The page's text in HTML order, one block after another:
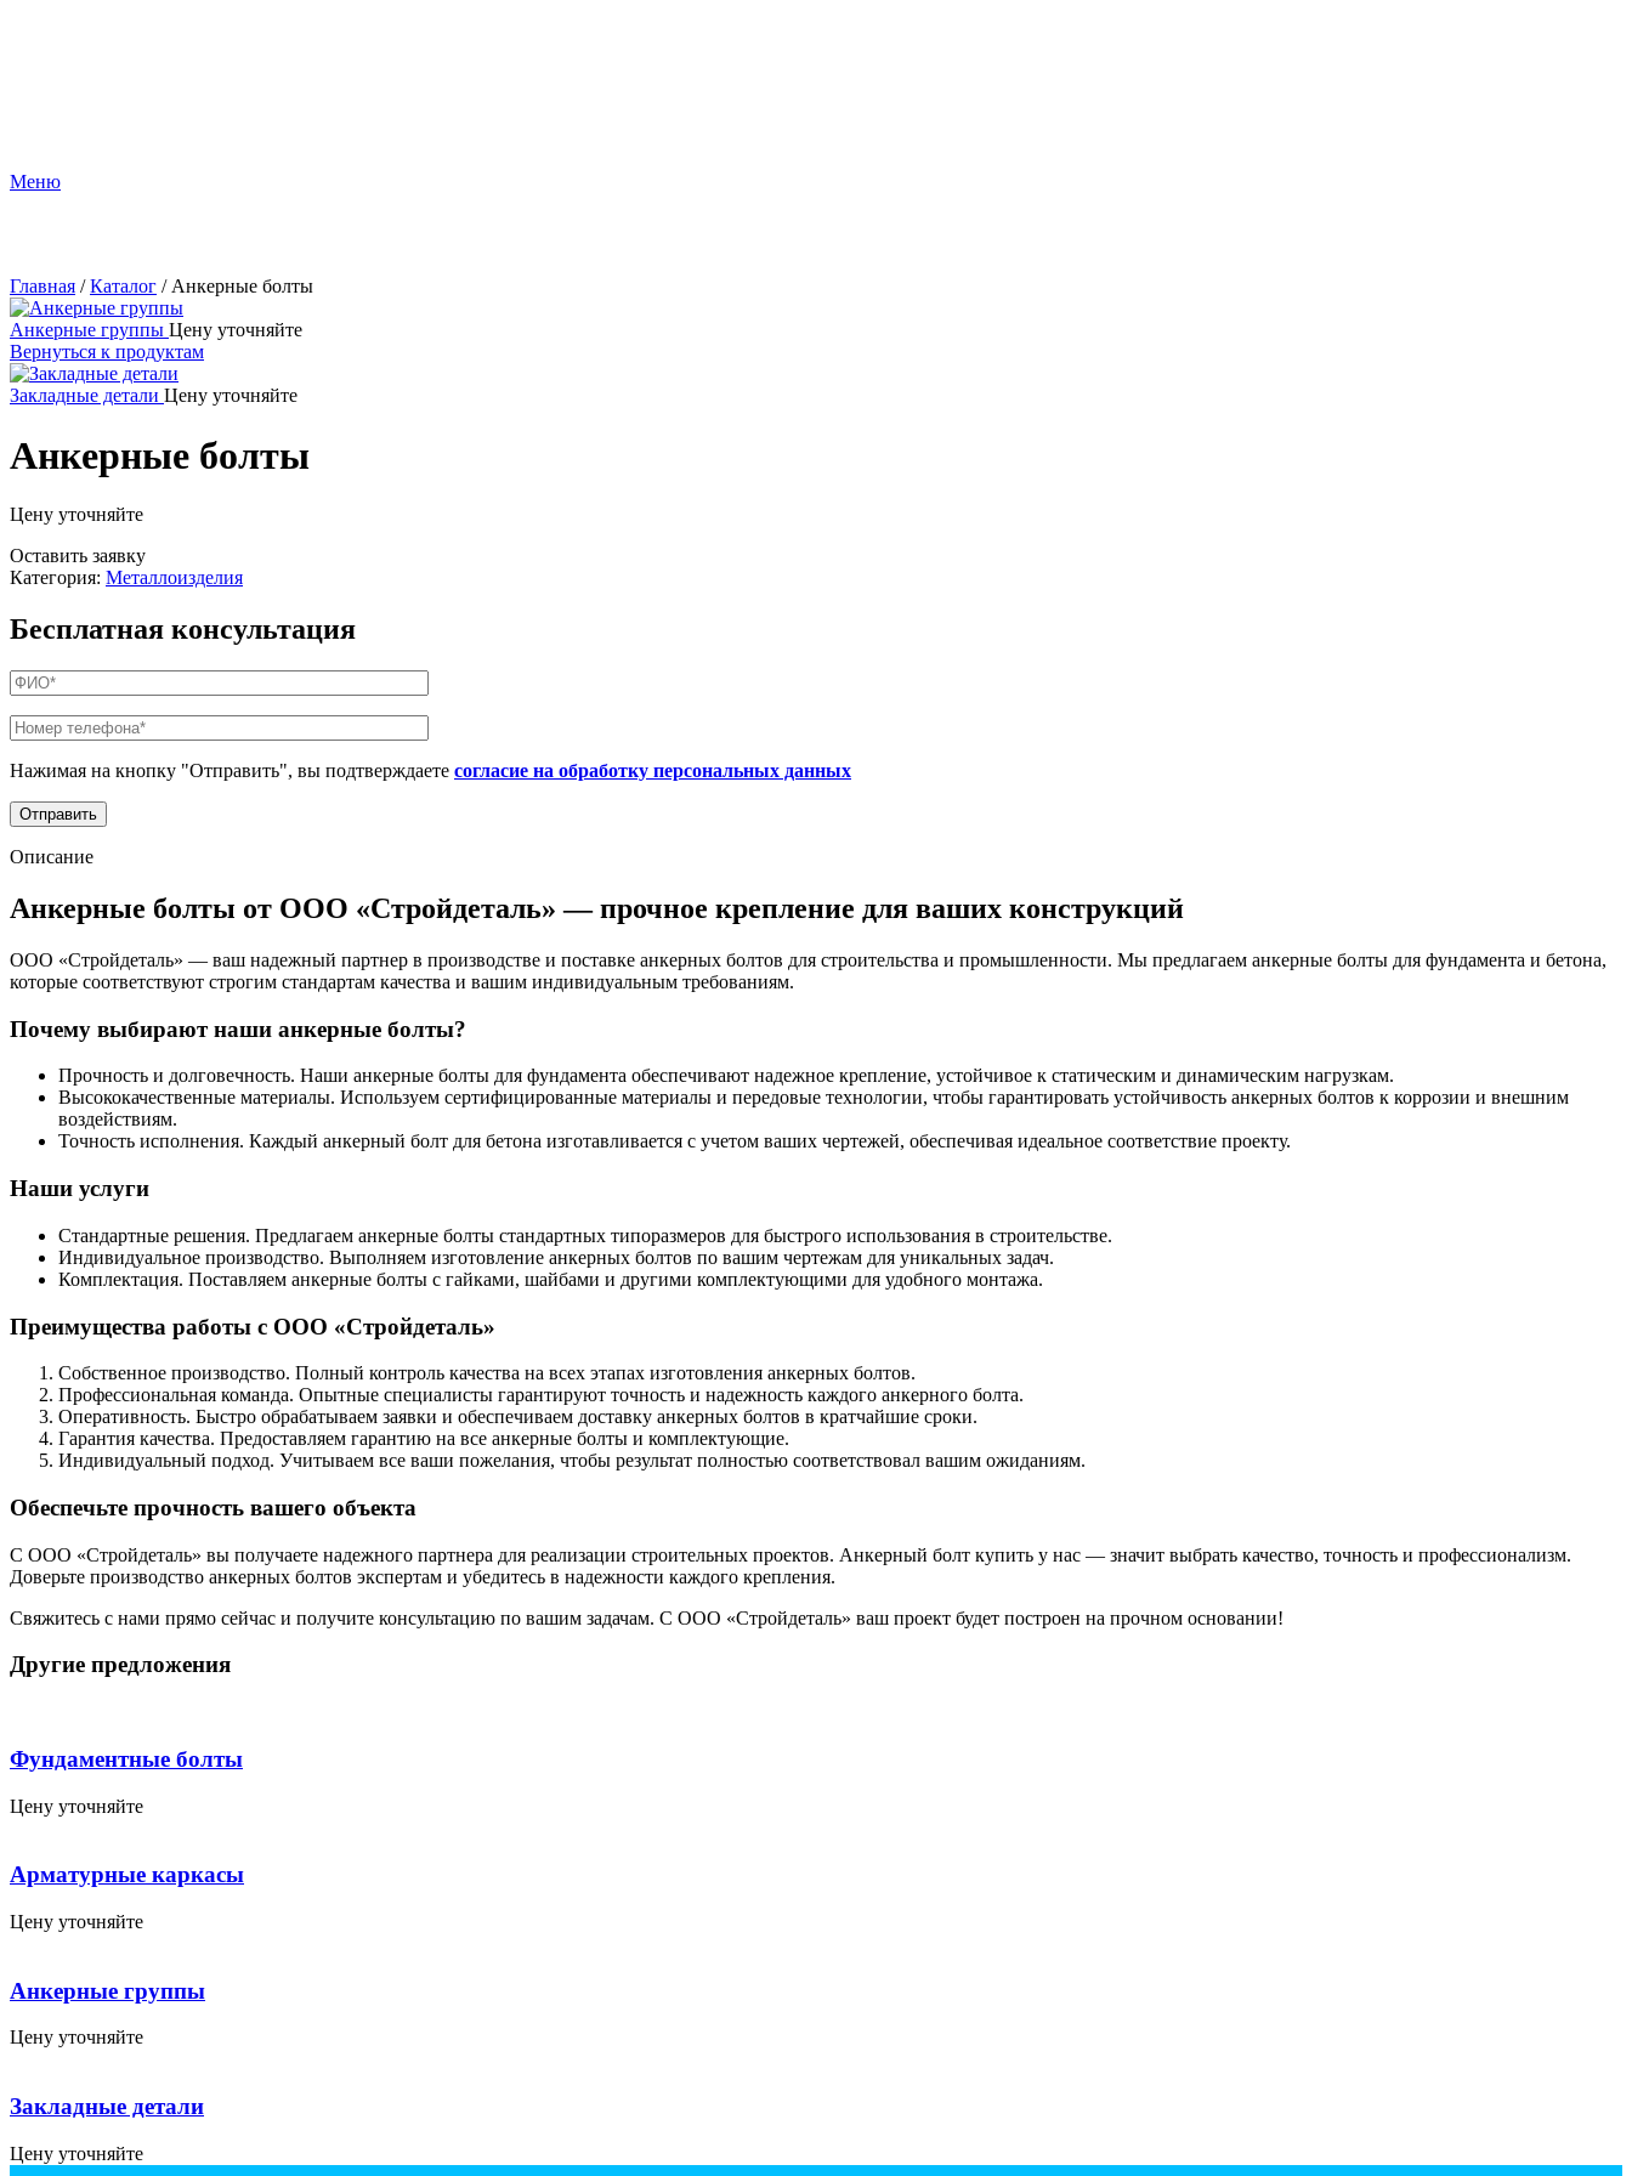
Меню
Главная /Каталог /Aнкeрные болты
Aнкepные группы Цену уточняйте
Вернуться к продуктам
Заклaдныe дeтaли Цену уточняйте
Aнкeрные болты
Цену уточняйте
Оставить заявку
Категория: Металлоизделия
Бесплатная консультация
Нажимая на кнопку "Отправить", вы подтверждаете согласие на обработку персональных данных
Описание
Анкерные болты от ООО «Стройдеталь» — прочное крепление для ваших конструкций
ООО «Стройдеталь» — ваш надежный партнер в производстве и поставке анкерных болтов для строительства и промышленности. Мы предлагаем анкерные болты для фундамента и бетона,
которые соответствуют строгим стандартам качества и вашим индивидуальным требованиям.
Почему выбирают наши анкерные болты?
Прочность и долговечность. Наши анкерные болты для фундамента обеспечивают надежное крепление, устойчивое к статическим и динамическим нагрузкам.
Высококачественные материалы. Используем сертифицированные материалы и передовые технологии, чтобы гарантировать устойчивость анкерных болтов к коррозии и внешним
воздействиям.
Точность исполнения. Каждый анкерный болт для бетона изготавливается с учетом ваших чертежей, обеспечивая идеальное соответствие проекту.
Наши услуги
Стандартные решения. Предлагаем анкерные болты стандартных типоразмеров для быстрого использования в строительстве.
Индивидуальное производство. Выполняем изготовление анкерных болтов по вашим чертежам для уникальных задач.
Комплектация. Поставляем анкерные болты с гайками, шайбами и другими комплектующими для удобного монтажа.
Преимущества работы с ООО «Стройдеталь»
Собственное производство. Полный контроль качества на всех этапах изготовления анкерных болтов.
Профессиональная команда. Опытные специалисты гарантируют точность и надежность каждого анкерного болта.
Оперативность. Быстро обрабатываем заявки и обеспечиваем доставку анкерных болтов в кратчайшие сроки.
Гарантия качества. Предоставляем гарантию на все анкерные болты и комплектующие.
Индивидуальный подход. Учитываем все ваши пожелания, чтобы результат полностью соответствовал вашим ожиданиям.
Обеспечьте прочность вашего объекта
С ООО «Стройдеталь» вы получаете надежного партнера для реализации строительных проектов. Анкерный болт купить у нас — значит выбрать качество, точность и профессионализм.
Доверьте производство анкерных болтов экспертам и убедитесь в надежности каждого крепления.
Свяжитесь с нами прямо сейчас и получите консультацию по вашим задачам. С ООО «Стройдеталь» ваш проект будет построен на прочном основании!
Другие предложения
Фундaментные болты
Цену уточняйте
Aрматуpные каркaсы
Цену уточняйте
Aнкepные группы
Цену уточняйте
Заклaдныe дeтaли
Цену уточняйте